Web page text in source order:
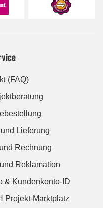
(FAQ)
Lieferung
Rechnung
Reklamation
& Kundenkonto-ID
Projekt-Marktplatz